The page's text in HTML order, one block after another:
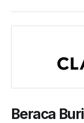
Beraca